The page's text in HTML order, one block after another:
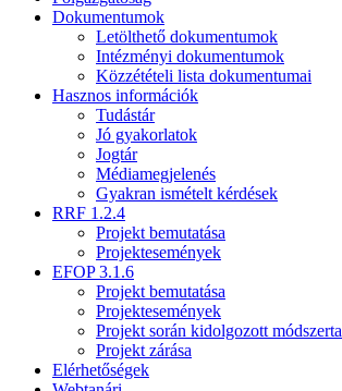
Dokumentumok
Letölthető dokumentumok
Intézményi dokumentumok
Közzétételi lista dokumentumai
Hasznos információk
Tudástár
Jó gyakorlatok
Jogtár
Médiamegjelenés
Gyakran ismételt kérdések
RRF 1.2.4
Projekt bemutatása
Projektesemények
EFOP 3.1.6
Projekt bemutatása
Projektesemények
Projekt során kidolgozott
Projekt zárása
Elérhetőségek